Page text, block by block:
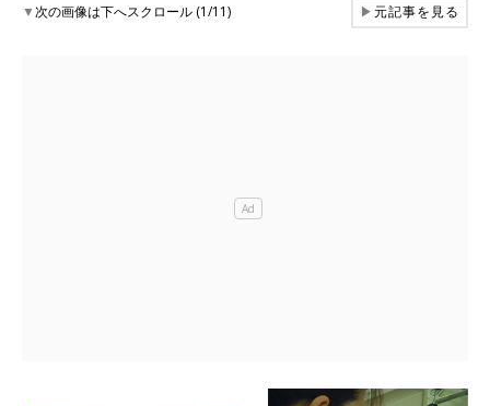
▼次の画像は下へスクロール (1/11) ▶元記事を見る